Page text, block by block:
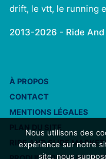
drift, le vtt, le running
2013-2026 - Ride And
À PROPOS
CONTACT
MENTIONS LÉGALES
RIDE AND SLIDE
Nous utilisons des
expérience sur notre
site, nous